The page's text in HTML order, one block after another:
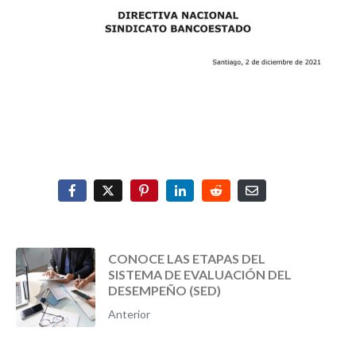
CONOCE LAS ETAPAS DEL
SISTEMA DE EVALUACIÓN DEL
DESEMPEÑO (SED)
Anterior